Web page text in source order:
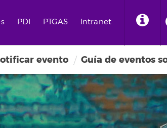
PDI PTGAS Intranet
evento Guía de eventos